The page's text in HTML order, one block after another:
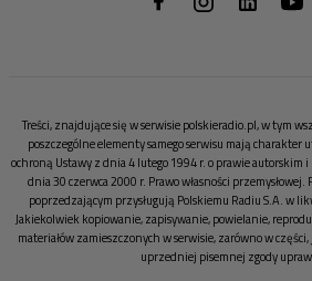
Treści, znajdujące się w serwisie polskieradio.pl, w tym
poszczególne elementy samego serwisu mają
ochroną Ustawy z dnia 4 lutego 1994 r. o prawie autorskim
dnia 30 czerwca 2000 r. Prawo własności
poprzedzającym przysługują Polskiemu Radiu S.A. w
Jakiekolwiek kopiowanie, zapisywanie, powielanie,
materiałów zamieszczonych w serwisie, zarówno w
uprzedniej pisemnej zgody